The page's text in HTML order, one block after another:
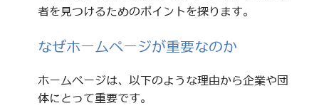
者を見つけるためのポイントを探ります。
なぜホームページが重要なのか
ホームページは、以下のような理由から企業や団
体にとって重要です。